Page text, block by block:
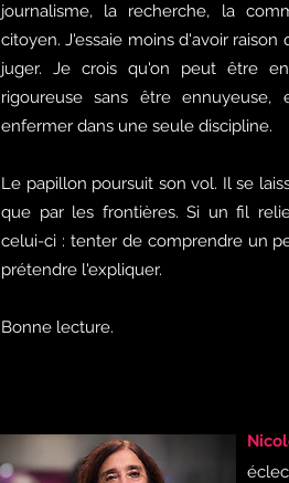
journalisme, la recherche, la
citoyen. J'essaie moins d'avoir
juger. Je crois qu'on peut être
rigoureuse sans être ennuyeuse,
enfermer dans une seule discipline.
Le papillon poursuit son vol. Il se
que par les frontières. Si un fil
celui-ci : tenter de comprendre un
prétendre l'expliquer.
Bonne lecture.